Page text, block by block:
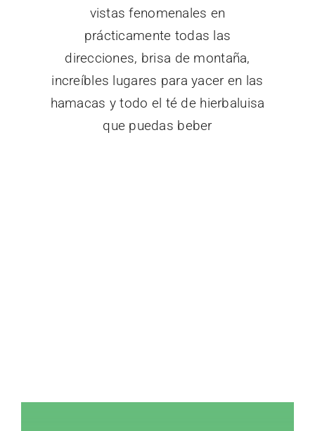
vistas fenomenales en
prácticamente todas las
direcciones, brisa de montaña,
increíbles lugares para yacer en las
hamacas y todo el té de hierbaluisa
que puedas beber